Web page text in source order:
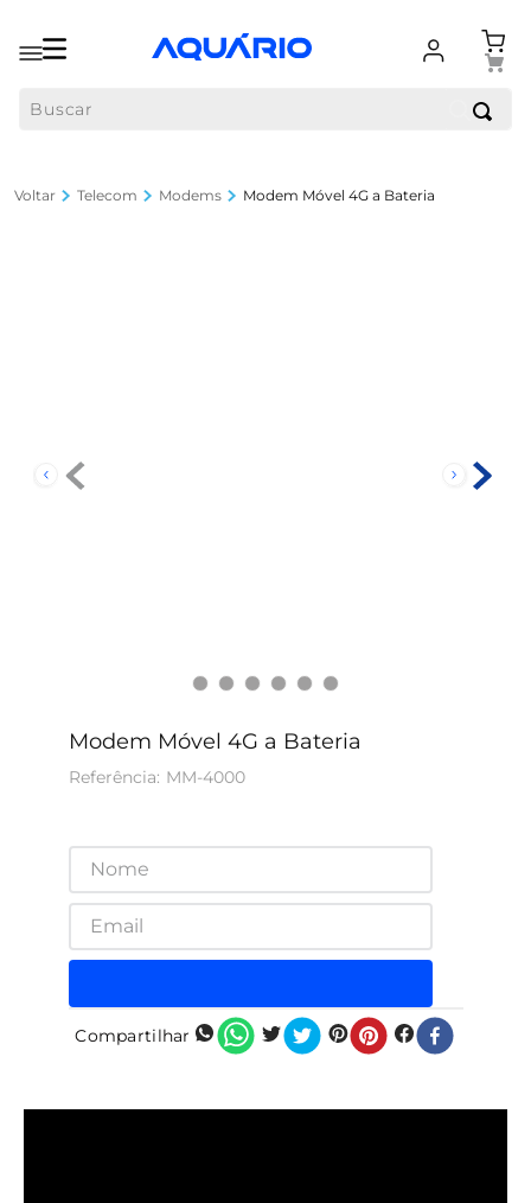
Telecom Modems Modem Móvel 4G a Bateria
Modem Móvel 4G a Bateria
MM-4000
Compartilhar